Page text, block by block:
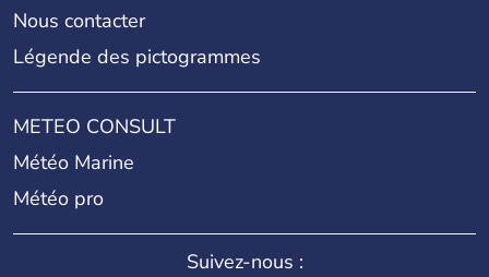
Nous contacter
Légende des pictogrammes
METEO CONSULT
Météo Marine
Météo pro
Suivez-nous :